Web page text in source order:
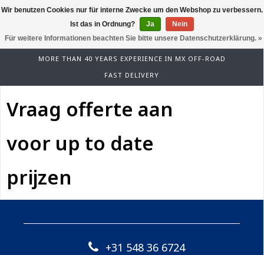
0
MORE THAN 40 YEARS EXPERIENCE IN MX OFF-ROAD
FAST DELIVERY
Vraag offerte aan
voor up to date
prijzen
+31 548 36 6724
Wir benutzen Cookies nur für interne Zwecke um den Webshop zu verbessern.
Ist das in Ordnung?
Ja
Nein
Für weitere Informationen beachten Sie bitte unsere Datenschutzerklärung. »